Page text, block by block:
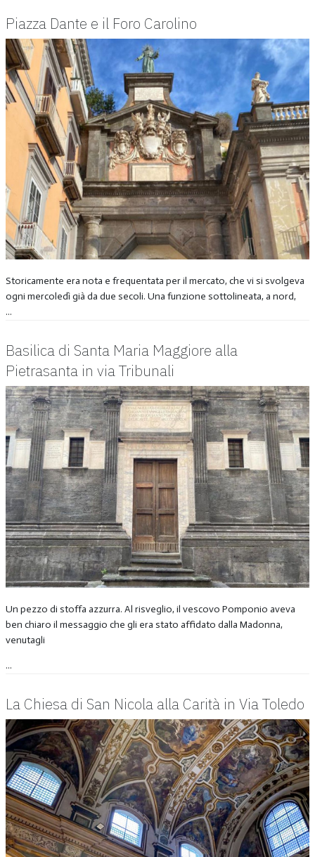
Piazza Dante e il Foro Carolino
Storicamente era nota e frequentata per il mercato, che vi si svolgeva
ogni mercoledì già da due secoli. Una funzione sottolineata, a nord,
...
Basilica di Santa Maria Maggiore alla
Pietrasanta in via Tribunali
Un pezzo di stoffa azzurra. Al risveglio, il vescovo Pomponio aveva
ben chiaro il messaggio che gli era stato affidato dalla Madonna,
venutagli
...
La Chiesa di San Nicola alla Carità in Via Toledo